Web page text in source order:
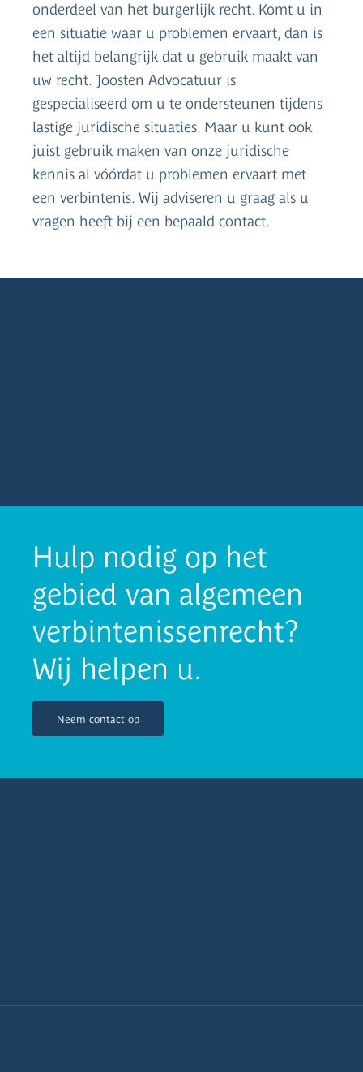
onderdeel van het burgerlijk recht. Komt u in
een situatie waar u problemen ervaart, dan is
het altijd belangrijk dat u gebruik maakt van
uw recht. Joosten Advocatuur is
gespecialiseerd om u te ondersteunen tijdens
lastige juridische situaties. Maar u kunt ook
juist gebruik maken van onze juridische
kennis al vóórdat u problemen ervaart met
een verbintenis. Wij adviseren u graag als u
vragen heeft bij een bepaald contact.
Hulp nodig op het
gebied van algemeen
verbintenissenrecht?
Wij helpen u.
Neem contact op